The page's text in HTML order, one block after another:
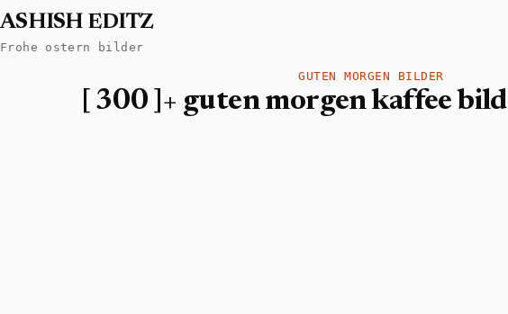
ASHISH EDITZ
Frohe ostern bilder
GUTEN MORGEN BILDER
[ 300 ]+ guten morgen kaffee